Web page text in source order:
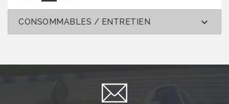
CONSOMMABLES / ENTRETIEN 